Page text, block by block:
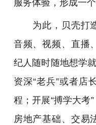
服务体验，形成一
为此，贝壳打造
音频、视频、直播
纪人随时随地想学
资深“老兵”或者店
程；开展“搏学大考
房地产基础、交易